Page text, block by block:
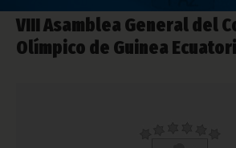
VIII Asamblea General del
Olímpico de Guinea